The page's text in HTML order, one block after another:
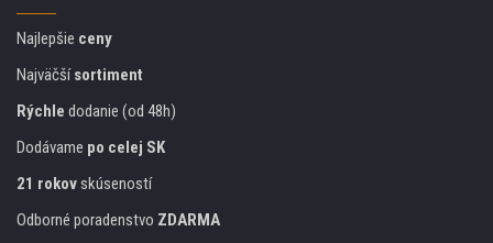
Najlepšie ceny
Najväčšísortiment
Rýchle dodanie (od 48h)
Dodávame po celej SK
21 rokovskúseností
Odborné poradenstvo ZDARMA